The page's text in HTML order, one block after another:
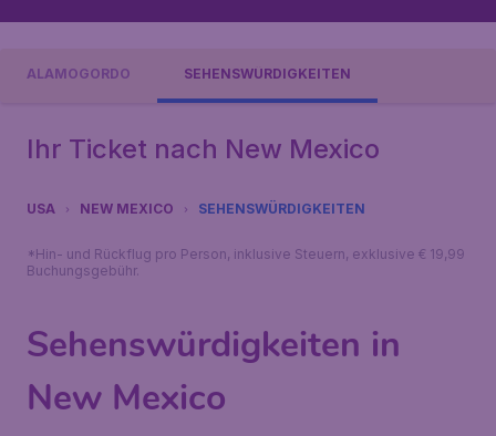
ALAMOGORDO SEHENSWÜRDIGKEITEN
Ihr Ticket nach New Mexico
USA NEW MEXICO SEHENSWÜRDIGKEITEN
*Hin- und Rückflug pro Person, inklusive Steuern, exklusive € 19,99
Buchungsgebühr.
Sehenswürdigkeiten in
New Mexico